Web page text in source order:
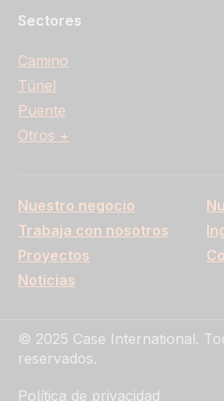
Sectores
Camino
Túnel
Puente
Otros +
Nuestro negocio
Trabaja con nosotros
Proyectos
Noticias
© 2025 Case International.
reservados.
Política de privacidad